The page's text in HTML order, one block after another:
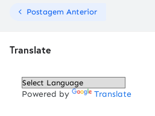
Postagem Anterior
Translate
Powered by Translate